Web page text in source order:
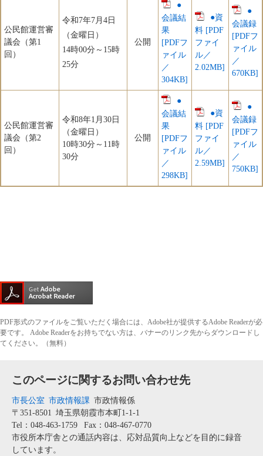
公民館運営審
議会（第1
回）
令和7年7月4日
（金曜日）
14時00分～15時
25分
公開
●
会議結
果
[PDFフ
ァイル
／
304KB]
●資
料 [PDF
ファイ
ル／
2.02MB]
●
会議録
[PDFフ
ァイル
／
670KB]
公民館運営審
議会（第2
回）
令和8年1月30日
（金曜日）
10時30分～11時
30分
公開
●
会議結
果
[PDFフ
ァイル
／
298KB]
●資
料 [PDF
ファイ
ル／
2.59MB]
●
会議録
[PDFフ
ァイル
／
750KB]
PDF形式のファイルをご覧いただく場合には、Adobe社が提供するAdobe Readerが必
要です。
Adobe Readerをお持ちでない方は、バナーのリンク先からダウンロードし
てください。（無料）
このページに関するお問い合わせ先
市長公室 市政情報課 市政情報係
〒351-8501 埼玉県朝霞市本町1-1-1
Tel：048-463-1759
Fax：048-467-0770
市役所本庁舎との通話内容は、応対品質向上などを目的に録音
しています。